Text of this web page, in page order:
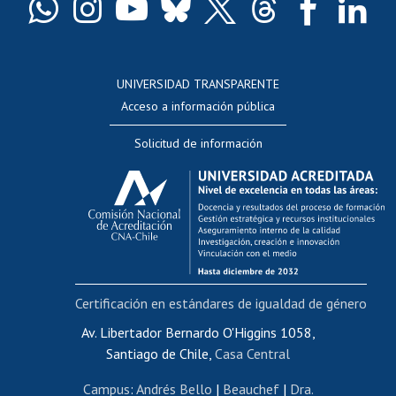
Docentes
Evaluación docente
Calificación académica
Postulación al AUCAI
Funcionarias/os
Cursos internos de capacitación
Bienestar del personal
Portal de movilidad interna
Certificado de renta
Certificado de renta honorarios
UNIVERSIDAD TRANSPARENTE
Acceso a información pública
Solicitud de información
Av. Libertador Bernardo O'Higgins 1058,
Santiago de Chile, Casa Central
Campus: Andrés Bello | Beauchef| Dra.
Certificación en estándares de igualdad de género